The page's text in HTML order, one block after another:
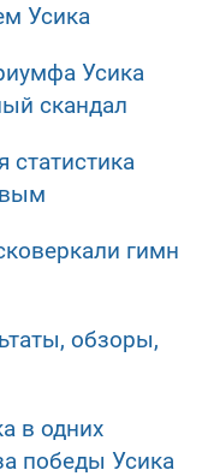
Усика
Усика
скандал
гимн
обзоры,
в одних
победы Усика